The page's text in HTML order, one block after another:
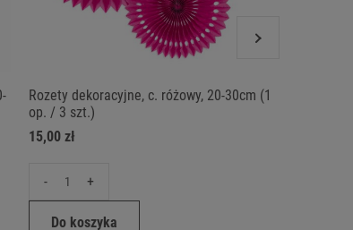
Rozety dekoracyjne, c. różowy, 20-30cm (1
op. / 3 szt.)
15,00 zł
- +
Do koszyka